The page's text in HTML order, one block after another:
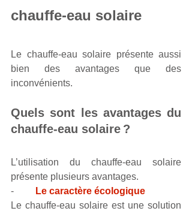
chauffe-eau solaire
Le chauffe-eau solaire présente aussi
bien des avantages que des
inconvénients.
Quels sont les avantages du
chauffe-eau solaire ?
L’utilisation du chauffe-eau solaire
présente plusieurs avantages.
-
Le caractère écologique
Le chauffe-eau solaire est une solution